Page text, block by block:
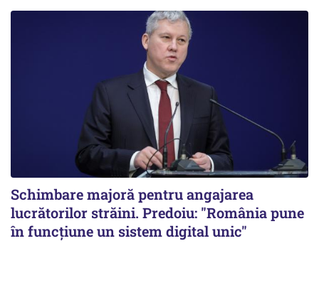
Schimbare majoră pentru angajarea
lucrătorilor străini. Predoiu: "România pune
în funcțiune un sistem digital unic"